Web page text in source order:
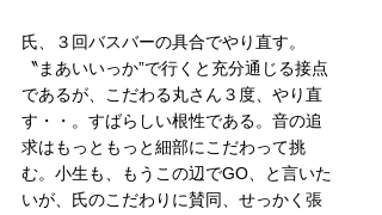
氏、３回バスバーの具合でやり直す。
〝まあいいっか”で行くと充分通じる接点
であるが、こだわる丸さん３度、やり直
す・・。すばらしい根性である。音の追
求はもっともっと細部にこだわって挑
む。小生も、もうこの辺でGO、と言いた
いが、氏のこだわりに賛同、せっかく張